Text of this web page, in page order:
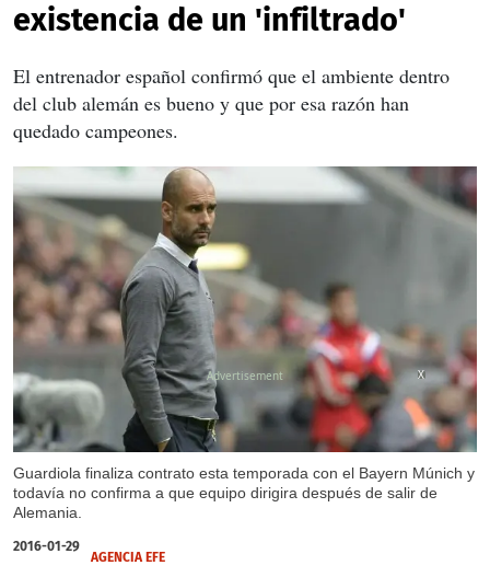
existencia de un 'infiltrado'
El entrenador español confirmó que el ambiente dentro
del club alemán es bueno y que por esa razón han
quedado campeones.
Guardiola finaliza contrato esta temporada con el Bayern Múnich y
todavía no confirma a que equipo dirigira después de salir de
Alemania.
X
2016-01-29
AGENCIA EFE